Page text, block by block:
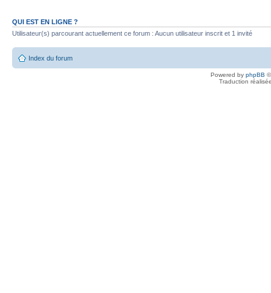
QUI EST EN LIGNE ?
Utilisateur(s) parcourant actuellement ce forum : Aucun utilisateur inscrit et 1 invité
Index du forum
Powered by phpBB
Traduction